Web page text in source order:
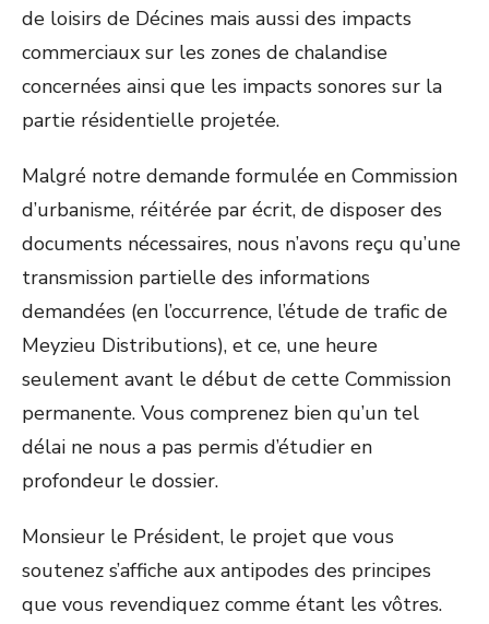
de loisirs de Décines mais aussi des impacts
commerciaux sur les zones de chalandise
concernées ainsi que les impacts sonores sur la
partie résidentielle projetée.
Malgré notre demande formulée en Commission
d’urbanisme, réitérée par écrit, de disposer des
documents nécessaires, nous n’avons reçu qu’une
transmission partielle des informations
demandées (en l’occurrence, l’étude de trafic de
Meyzieu Distributions), et ce, une heure
seulement avant le début de cette Commission
permanente. Vous comprenez bien qu’un tel
délai ne nous a pas permis d’étudier en
profondeur le dossier.
Monsieur le Président, le projet que vous
soutenez s’affiche aux antipodes des principes
que vous revendiquez comme étant les vôtres.